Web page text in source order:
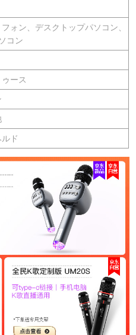
ォン、デスクトップパソコン、
コン
ース
ド